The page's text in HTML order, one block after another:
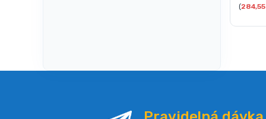
(284,55